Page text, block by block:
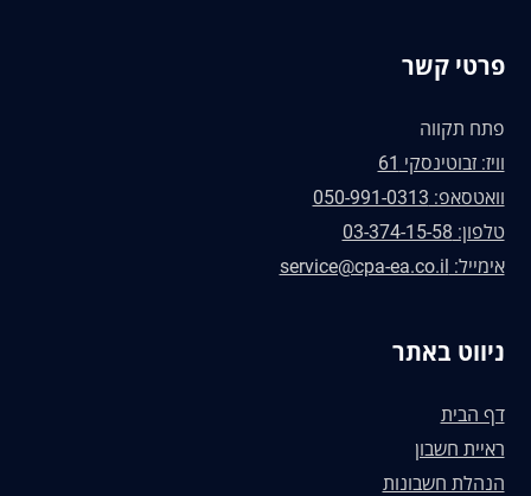
פרטי קשר
פתח תקווה
וויז: זבוטינסקי 61
וואטסאפ: 050-991-0313
טלפון: 03-374-15-58
אימייל: service@cpa-ea.co.il
ניווט באתר
דף הבית
ראיית חשבון
הנהלת חשבונות